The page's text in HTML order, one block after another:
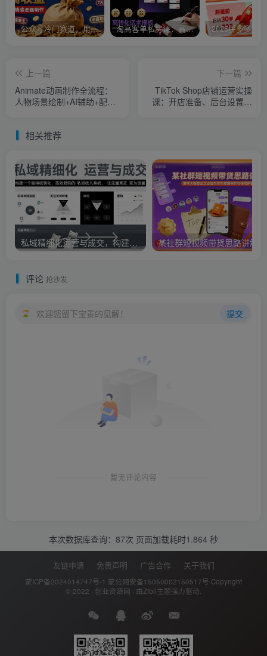
公众号冷门赛道，用AI做情感漫画，7天开通流量主，操作简单，小白可玩 淘高客单私房课：高客单成交的3个核心基础，1个实操法宝
上一篇
Animate动画制作全流程：
人物场景绘制+AI辅助+配音
下一篇
TikTok Shop店铺运营实操
课：开店准备、后台设置操
相关推荐
私域精细化运营与成交，构建一个能持续转化、高效复购的私域收入系统，让流量真正变为留量
评论 抢沙发
欢迎您留下宝贵的见解！ 提交
暂无评论内容
本次数据库查询：87次 页面加载耗时1.864 秒
友链申请 免责声明 广告合作 关于我们
蒙ICP备2024014747号-1 蒙公网安备15050002150517号 Copyright
© 2022 · 创业资源网 · 由Zibll主题强力驱动.